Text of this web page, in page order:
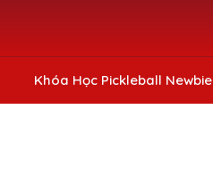
Khóa Học Pickleball Newbie